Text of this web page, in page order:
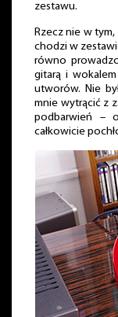
zestawu.
Rzecz nie w
chodzi w
równo
gitarą i
utworów. Nie
mnie wytrącić z
podbarwień –
całkowicie